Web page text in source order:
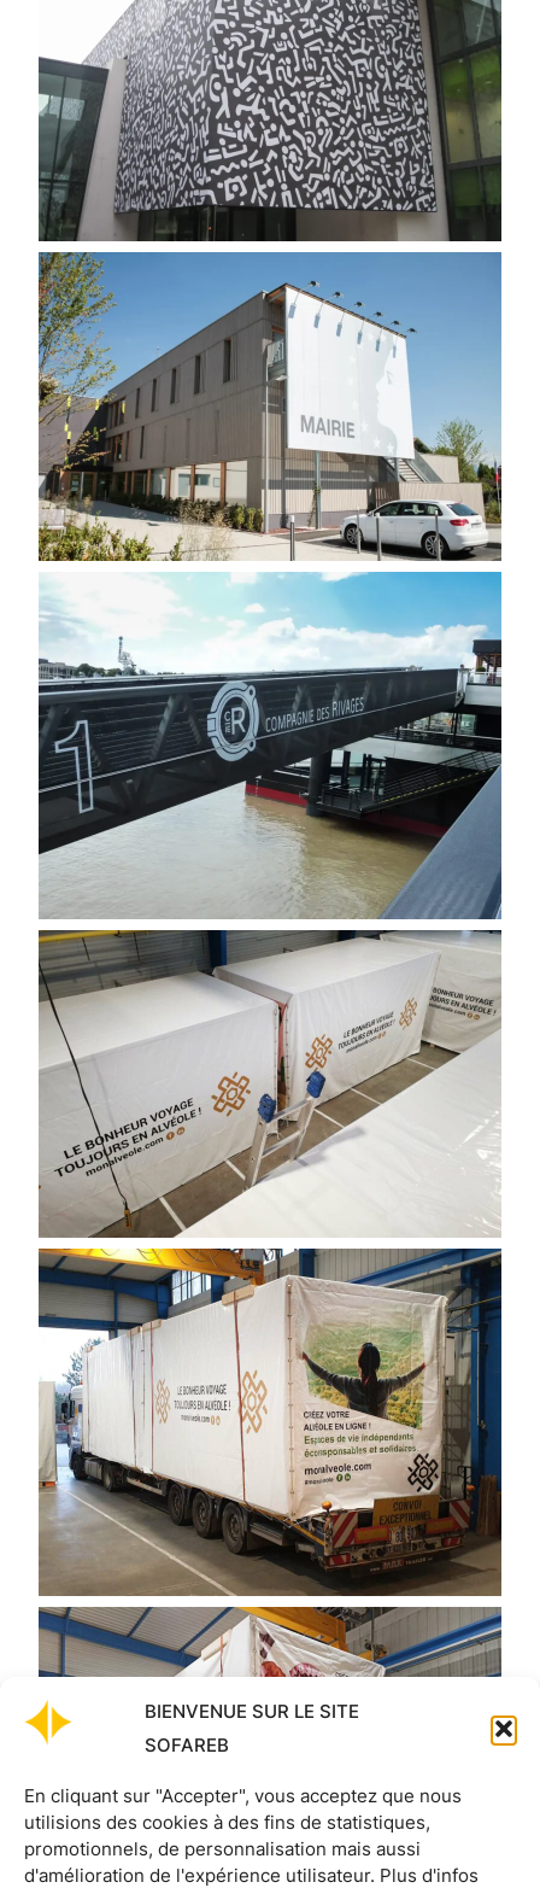
BIENVENUE SUR LE SITE
SOFAREB
En cliquant sur "Accepter", vous acceptez que nous
utilisions des cookies à des fins de statistiques,
promotionnels, de personnalisation mais aussi
d'amélioration de l'expérience utilisateur. Plus d'infos